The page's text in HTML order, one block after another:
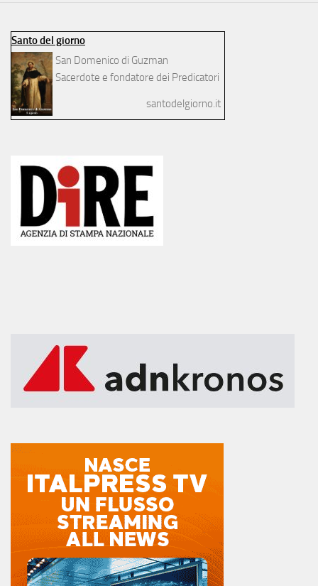
Santo del giorno
San Domenico di Guzman
Sacerdote e fondatore dei Predicatori
santodelgiorno.it